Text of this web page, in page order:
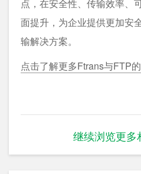
点，在安全性、传输效率、
面提升，为企业提供更加安
输解决方案。
点击了解更多Ftrans与FTP
继续浏览更多